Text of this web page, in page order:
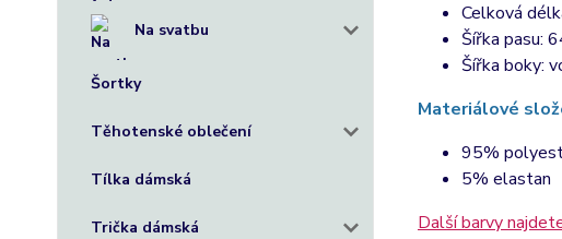
Na svatbu
Šortky
Těhotenské oblečení
Tílka dámská
Trička dámská
Celková
Šířka pasu:
Šířka boky:
Materiálové
95%
5% elastan
Další barvy